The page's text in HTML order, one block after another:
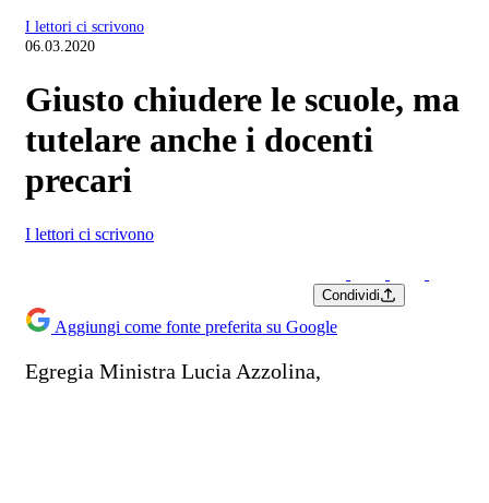
I lettori ci scrivono
06.03.2020
Giusto chiudere le scuole, ma
tutelare anche i docenti
precari
I lettori ci scrivono
Condividi
Aggiungi come fonte preferita su Google
Egregia Ministra Lucia Azzolina,